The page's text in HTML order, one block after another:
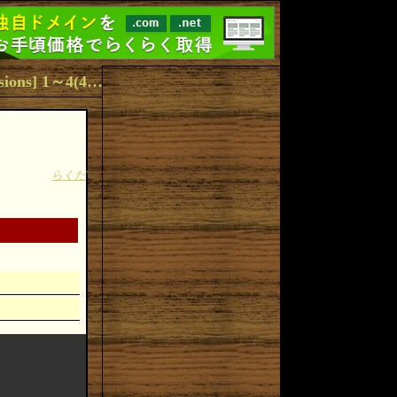
日誌の検索 [タグ:Firefox ContentBlockHelper Browser Opera Chrome Extensions] 1～4(4件中)
らくだ